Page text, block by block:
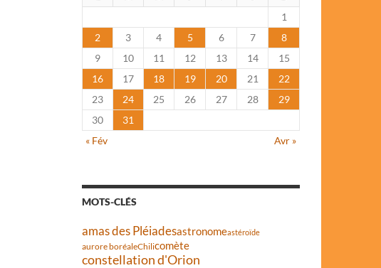
1
2
3 4 5 6 7
8
9
10 11 12 13 14
15
16
17 18 19 20 21
22
23
24 25 26 27 28
29
30
31
« Fév
Avr »
MOTS-CLÉS
amas des Pléiadesastronomeastéroïde
aurore boréaleChilicomète
constellation d'Orion